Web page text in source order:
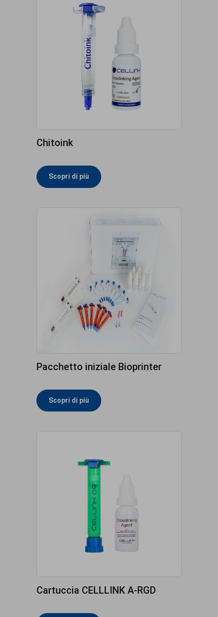
Chitoink
Scopri di più
Pacchetto iniziale Bioprinter
Scopri di più
Cartuccia CELLLINK A-RGD